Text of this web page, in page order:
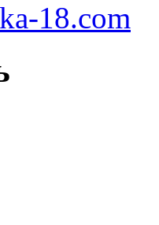
18.com